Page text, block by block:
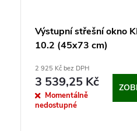
Výstupní střešní okno
10.2 (45x73 cm)
2 925 Kč bez DPH
3 539,25 Kč
Momentálně
nedostupné